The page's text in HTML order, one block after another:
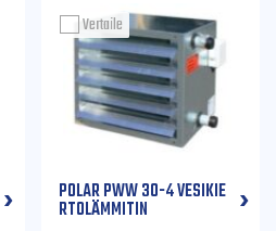
POLAR PWW 30-4 VESIKIE
RTOLÄMMITIN
Vertaile